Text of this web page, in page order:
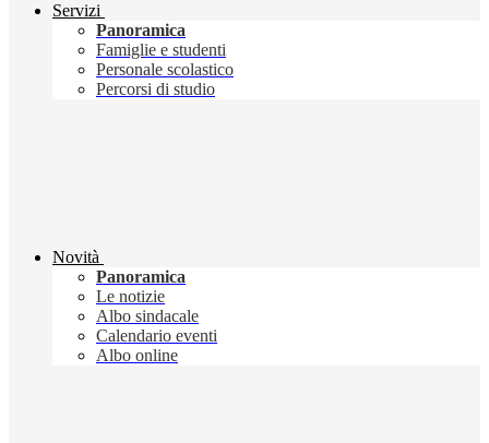
Servizi
Panoramica
Famiglie e studenti
Personale scolastico
Percorsi di studio
Novità
Panoramica
Le notizie
Albo sindacale
Calendario eventi
Albo online